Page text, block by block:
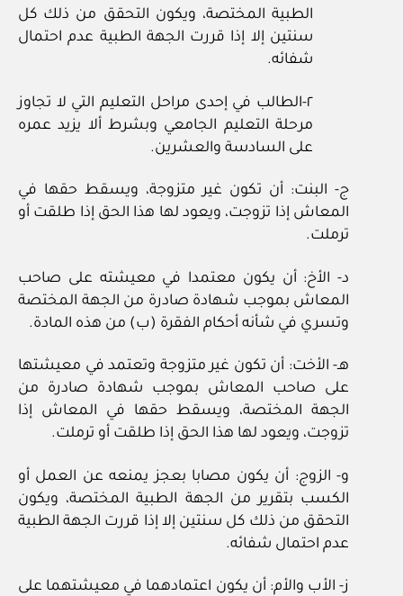
الطبية المختصة، ويكون التحقق من ذلك كل
سنتين إلا إذا قررت الجهة الطبية عدم احتمال
شفائه.
٢-الطالب في إحدى مراحل التعليم التي لا تجاوز
مرحلة التعليم الجامعي وبشرط ألا يزيد عمره
على السادسة والعشرين.
ج- البنت: أن تكون غير متزوجة، ويسقط حقها في
المعاش إذا تزوجت، ويعود لها هذا الحق إذا طلقت أو
ترملت.
د- الأخ: أن يكون معتمدا في معيشته على صاحب
المعاش بموجب شهادة صادرة من الجهة المختصة
وتسري في شأنه أحكام الفقرة (ب) من هذه المادة.
هـ- الأخت: أن تكون غير متزوجة وتعتمد في معيشتها
على صاحب المعاش بموجب شهادة صادرة من
الجهة المختصة، ويسقط حقها في المعاش إذا
تزوجت، ويعود لها هذا الحق إذا طلقت أو ترملت.
و- الزوج: أن يكون مصابا بعجز يمنعه عن العمل أو
الكسب بتقرير من الجهة الطبية المختصة، ويكون
التحقق من ذلك كل سنتين إلا إذا قررت الجهة الطبية
عدم احتمال شفائه.
ز- الأب والأم: أن يكون اعتمادهما في معيشتهما على